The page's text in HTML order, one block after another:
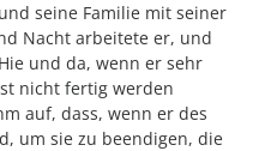
seine Familie mit seiner
Nacht arbeitete er, und
und da, wenn er sehr
nicht fertig werden
auf, dass, wenn er des
um sie zu beendigen, die